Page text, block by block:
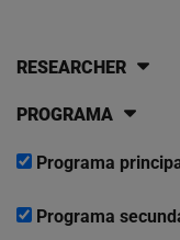
RESEARCHER
PROGRAMA
Programa
Programa